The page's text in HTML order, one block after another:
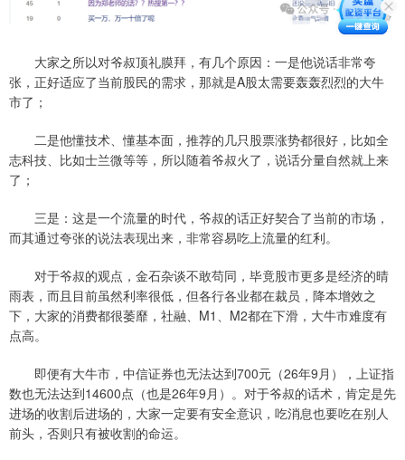
大家之所以对爷叔顶礼膜拜，有几个原因：一是他说话非常夸
张，正好适应了当前股民的需求，那就是A股太需要轰轰烈烈的大牛
市了；
二是他懂技术、懂基本面，推荐的几只股票涨势都很好，比如全
志科技、比如士兰微等等，所以随着爷叔火了，说话分量自然就上来
了；
三是：这是一个流量的时代，爷叔的话正好契合了当前的市场，
而其通过夸张的说法表现出来，非常容易吃上流量的红利。
对于爷叔的观点，金石杂谈不敢苟同，毕竟股市更多是经济的晴
雨表，而且目前虽然利率很低，但各行各业都在裁员，降本增效之
下，大家的消费都很萎靡，社融、M1、M2都在下滑，大牛市难度有
点高。
即便有大牛市，中信证券也无法达到700元（26年9月），上证指
数也无法达到14600点（也是26年9月）。对于爷叔的话术，肯定是先
进场的收割后进场的，大家一定要有安全意识，吃消息也要吃在别人
前头，否则只有被收割的命运。